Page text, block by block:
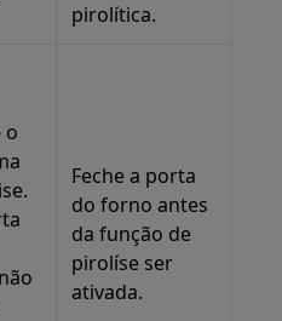
pirolítica.
o
Feche a porta
do forno antes
da função de
pirolíse ser
ativada.